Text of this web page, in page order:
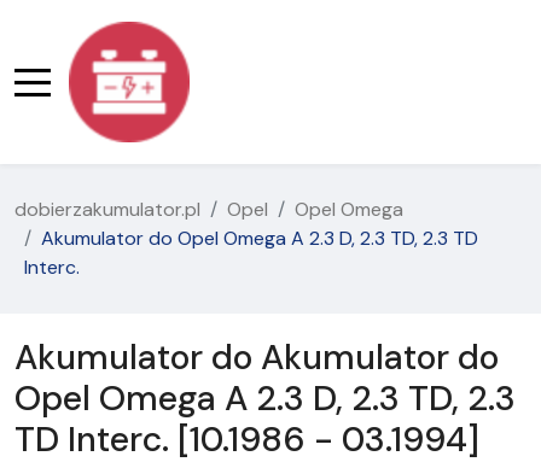
dobierzakumulator.pl Opel
Opel Omega
Akumulator do Opel Omega A 2.3 D, 2.3 TD, 2.3 TD
Interc.
Akumulator do Akumulator do
Opel Omega A 2.3 D, 2.3 TD, 2.3
TD Interc. [10.1986 - 03.1994]